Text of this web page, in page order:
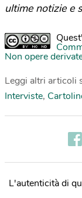
ultime notizie e
Non opere
Leggi altri articoli
Interviste,
L'autenticità di